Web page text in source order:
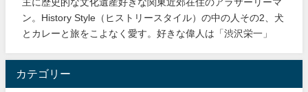
ン。History Style（ヒストリースタイル）の中の人その2、犬
とカレーと旅をこよなく愛す。好きな偉人は「渋沢栄一」
カテゴリー